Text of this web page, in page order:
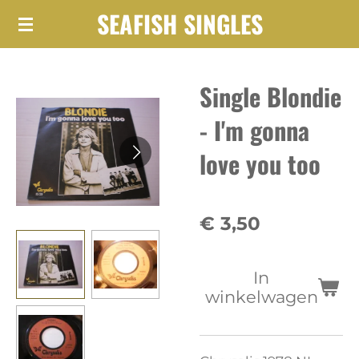
Ga
hoofdinhoud
SEAFISH SINGLES
Single Blondie
- I'm gonna
love you too
€ 3,50
In
winkelwagen